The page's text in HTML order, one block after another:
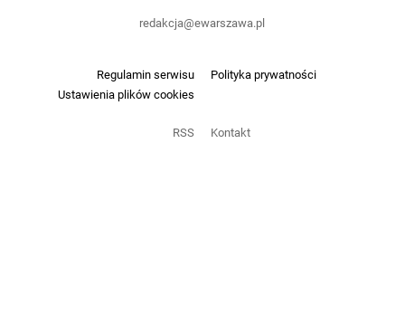
Regulamin serwisu
Polityka prywatności
Ustawienia plików cookies
RSS Kontakt
redakcja@ewarszawa.pl